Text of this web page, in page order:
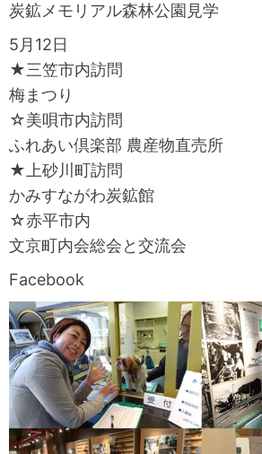
炭鉱メモリアル森林公園見学
5月12日
★三笠市内訪問
梅まつり
☆美唄市内訪問
ふれあい倶楽部 農産物直売所
★上砂川町訪問
かみすながわ炭鉱館
☆赤平市内
文京町内会総会と交流会
Facebook